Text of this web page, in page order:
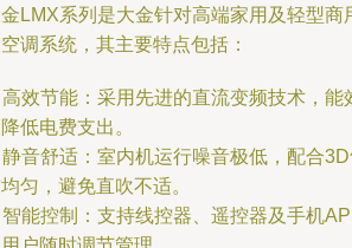
LMX系列是大金针对高端家用及轻型商
调系统，其主要特点包括：
效节能：采用先进的直流变频技术，能
低电费支出。
音舒适：室内机运行噪音极低，配合
匀，避免直吹不适。
能控制：支持线控器、遥控器及手机